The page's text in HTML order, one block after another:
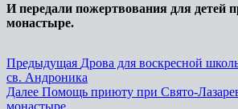
И передали пожертвования для
монастыре.
Предыдущая Дрова для воскресной
св. Андроника
Далее Помощь приюту при Свято-
монастыре